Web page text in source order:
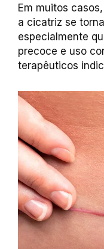
Em muitos
a cicatriz se
especialmente
precoce e uso
terapêuticos